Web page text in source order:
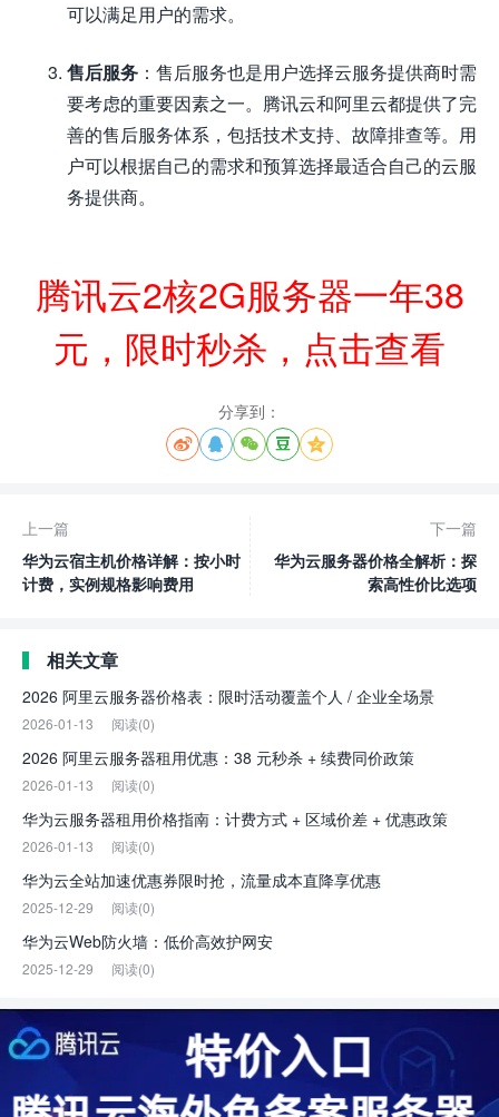
可以满足用户的需求。
售后服务 ：售后服务也是用户选择云服务提供商时需
要考虑的重要因素之一。腾讯云和阿里云都提供了完
善的售后服务体系，包括技术支持、故障排查等。用
户可以根据自己的需求和预算选择最适合自己的云服
务提供商。
腾讯云2核2G服务器一年38
元，限时秒杀，点击查看
分享到：
    
上一篇
华为云宿主机价格详解：按小时
计费，实例规格影响费用
下一篇
华为云服务器价格全解析：探
索高性价比选项
相关文章
2026 阿里云服务器价格表：限时活动覆盖个人 / 企业全场景
2026-01-13 阅读(0)
2026 阿里云服务器租用优惠：38 元秒杀 + 续费同价政策
2026-01-13 阅读(0)
华为云服务器租用价格指南：计费方式 + 区域价差 + 优惠政策
2026-01-13 阅读(0)
华为云全站加速优惠券限时抢，流量成本直降享优惠
2025-12-29 阅读(0)
华为云Web防火墙：低价高效护网安
2025-12-29 阅读(0)